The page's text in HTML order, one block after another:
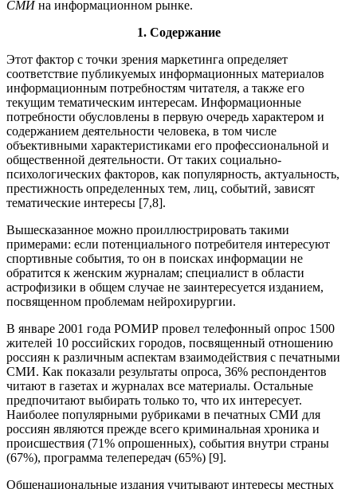
СМИна информационном рынке.
1. Содержание
Этот фактор с точки зрения маркетинга определяет
соответствие публикуемых информационных материалов
информационным потребностям читателя, а также его
текущим тематическим интересам. Информационные
потребности обусловлены в первую очередь характером и
содержанием деятельности человека, в том числе
объективными характеристиками его профессиональной и
общественной деятельности. От таких социально-
психологических факторов, как популярность, актуальность,
престижность определенных тем, лиц, событий, зависят
тематические интересы [7,8].
Вышесказанное можно проиллюстрировать такими
примерами: если потенциального потребителя интересуют
спортивные события, то он в поисках информации не
обратится к женским журналам; специалист в области
астрофизики в общем случае не заинтересуется изданием,
посвященном проблемам нейрохирургии.
В январе 2001 года РОМИР провел телефонный опрос 1500
жителей 10 российских городов, посвященный отношению
россиян к различным аспектам взаимодействия с печатными
СМИ. Как показали результаты опроса, 36% респондентов
читают в газетах и журналах все материалы. Остальные
предпочитают выбирать только то, что их интересует.
Наиболее популярными рубриками в печатных СМИ для
россиян являются прежде всего криминальная хроника и
происшествия (71% опрошенных), события внутри страны
(67%), программа телепередач (65%) [9].
Общенациональные издания учитывают интересы местных